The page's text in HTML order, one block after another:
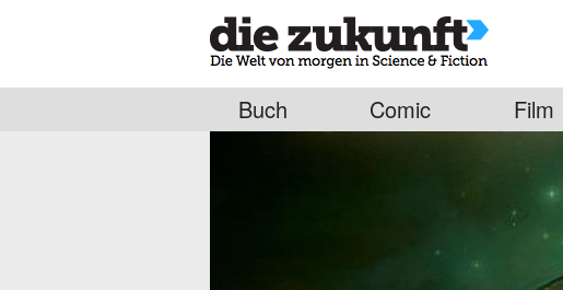
Buch Comic Film